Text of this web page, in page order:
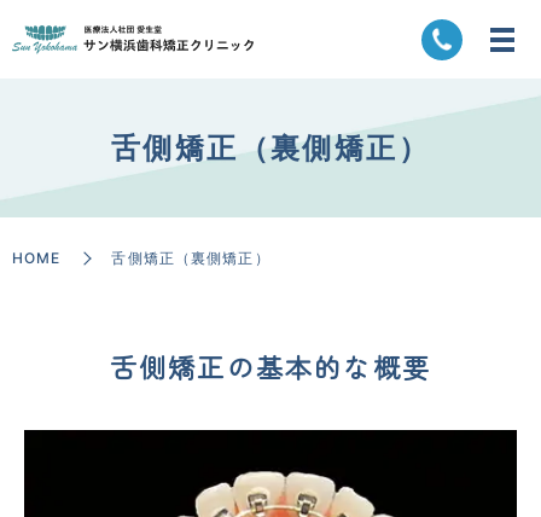
舌側矯正（裏側矯正）
HOME 舌側矯正（裏側矯正）
舌側矯正の基本的な概要